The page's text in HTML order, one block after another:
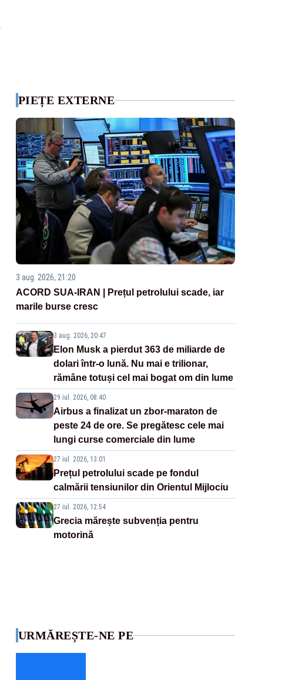
PIEȚE EXTERNE
3 aug. 2026, 21:20
ACORD SUA-IRAN | Prețul petrolului scade, iar
marile burse cresc
3 aug. 2026, 20:47
Elon Musk a pierdut 363 de miliarde de
dolari într-o lună. Nu mai e trilionar,
rămâne totuși cel mai bogat om din lume
29 iul. 2026, 08:40
Airbus a finalizat un zbor-maraton de
peste 24 de ore. Se pregătesc cele mai
lungi curse comerciale din lume
27 iul. 2026, 13:01
Prețul petrolului scade pe fondul
calmării tensiunilor din Orientul Mijlociu
27 iul. 2026, 12:54
Grecia mărește subvenția pentru
motorină
URMĂREȘTE-NE PE